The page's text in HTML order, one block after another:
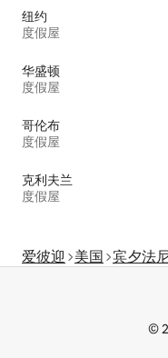
纽约
度假屋
华盛顿
度假屋
哥伦布
度假屋
克利夫兰
度假屋
爱彼迎 美国 宾夕法
©